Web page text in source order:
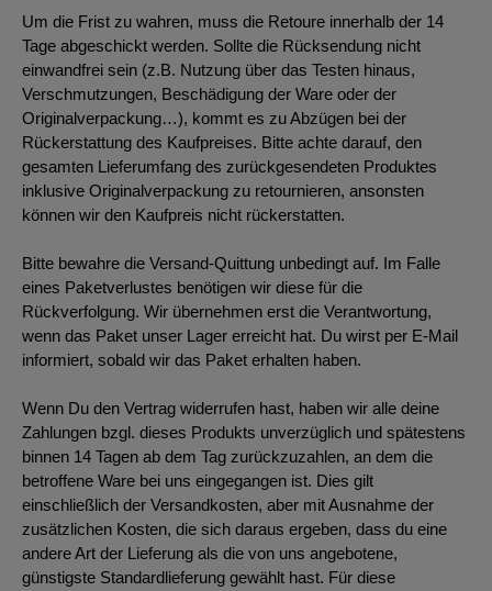
Um die Frist zu wahren, muss die Retoure innerhalb der 14
Tage abgeschickt werden. Sollte die Rücksendung nicht
einwandfrei sein (z.B. Nutzung über das Testen hinaus,
Verschmutzungen, Beschädigung der Ware oder der
Originalverpackung…), kommt es zu Abzügen bei der
Rückerstattung des Kaufpreises. Bitte achte darauf, den
gesamten Lieferumfang des zurückgesendeten Produktes
inklusive Originalverpackung zu retournieren, ansonsten
können wir den Kaufpreis nicht rückerstatten.
Bitte bewahre die Versand-Quittung unbedingt auf. Im Falle
eines Paketverlustes benötigen wir diese für die
Rückverfolgung. Wir übernehmen erst die Verantwortung,
wenn das Paket unser Lager erreicht hat. Du wirst per E-Mail
informiert, sobald wir das Paket erhalten haben.
Wenn Du den Vertrag widerrufen hast, haben wir alle deine
Zahlungen bzgl. dieses Produkts unverzüglich und spätestens
binnen 14 Tagen ab dem Tag zurückzuzahlen, an dem die
betroffene Ware bei uns eingegangen ist. Dies gilt
einschließlich der Versandkosten, aber mit Ausnahme der
zusätzlichen Kosten, die sich daraus ergeben, dass du eine
andere Art der Lieferung als die von uns angebotene,
günstigste Standardlieferung gewählt hast. Für diese